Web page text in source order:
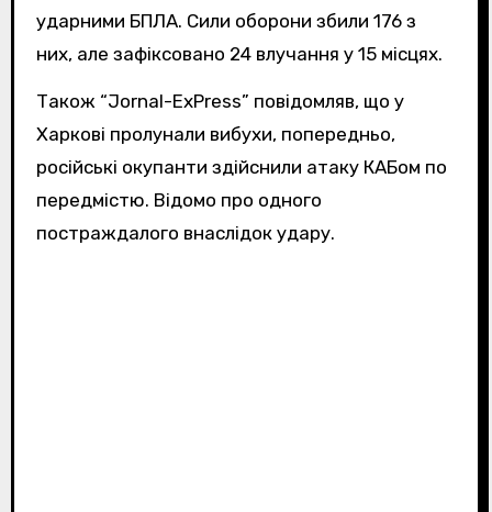
ударними БПЛА. Сили оборони збили 176 з
них, але зафіксовано 24 влучання у 15 місцях.
Також “Jornal-ExPress” повідомляв, що у
Харкові пролунали вибухи, попередньо,
російські окупанти здійснили атаку КАБом по
передмістю. Відомо про одного
постраждалого внаслідок удару.